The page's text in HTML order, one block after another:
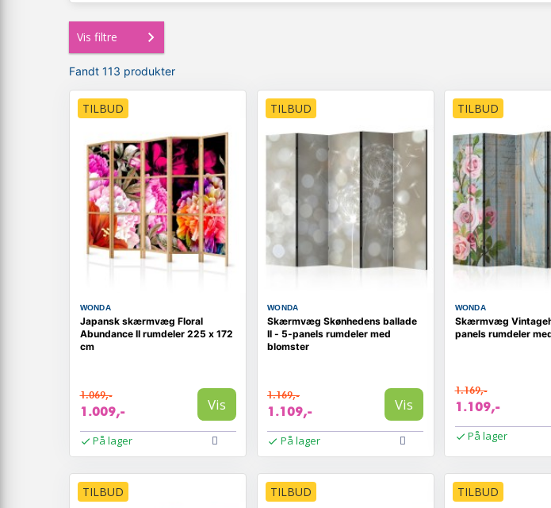
Vis filtre
Fandt 113 produkter
TILBUD
WONDA
Japansk skærmvæg Floral
Abundance II rumdeler 225 x 172
cm
1.069,-
1.009,- Vis
På lager
TILBUD
WONDA
Skærmvæg Skønhedens ballade
II - 5-panels rumdeler med
blomster
1.169,-
1.109,- Vis
På lager
TILBUD
WONDA
Skærmvæg
panels rumdeler
1.169,-
1.109,-
På lager
TILBUD TILBUD TILBUD